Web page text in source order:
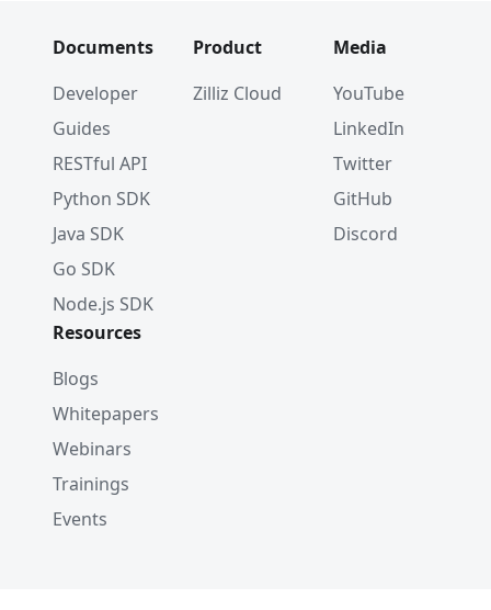
Documents
Developer
Guides
RESTful API
Python SDK
Java SDK
Go SDK
Node.js SDK
Product
Zilliz Cloud
Media
YouTube
LinkedIn
Twitter
GitHub
Discord
Resources
Blogs
Whitepapers
Webinars
Trainings
Events